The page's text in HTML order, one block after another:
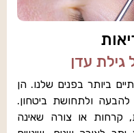
גילת עדן
ביותר בפנים שלנו. הן
ולתחושת ביטחון.
קרחות או צורה שאינה